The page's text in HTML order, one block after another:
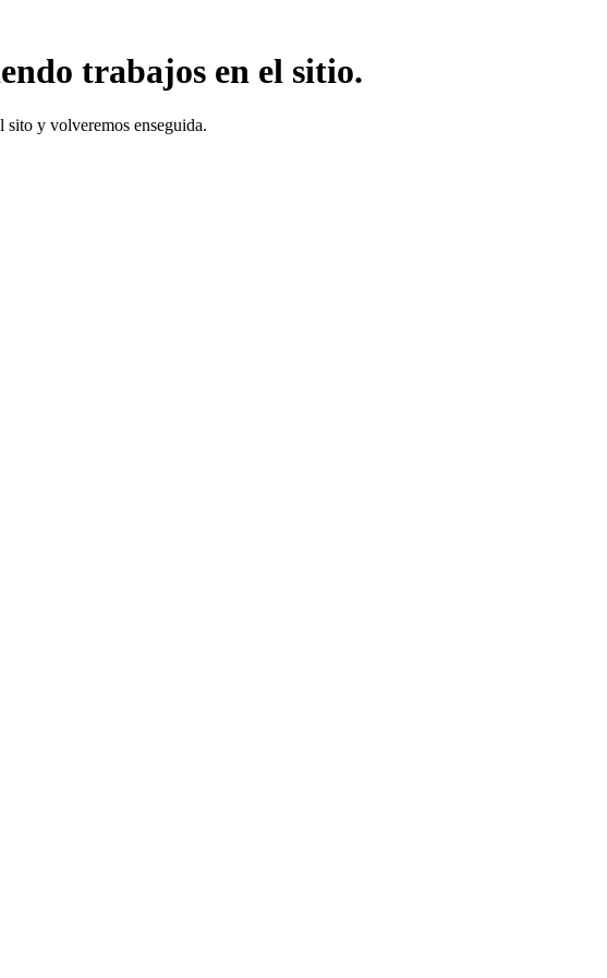
trabajos en el sitio.
sito y volveremos enseguida.